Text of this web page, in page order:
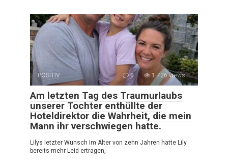
POSITIV 0 1 726 views
Am letzten Tag des Traumurlaubs
unserer Tochter enthüllte der
Hoteldirektor die Wahrheit, die mein
Mann ihr verschwiegen hatte.
Lilys letzter Wunsch Im Alter von zehn Jahren hatte Lily
bereits mehr Leid ertragen,